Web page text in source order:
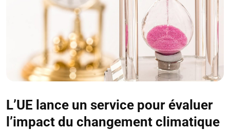
L’UE lance un service pour évaluer
l’impact du changement climatique